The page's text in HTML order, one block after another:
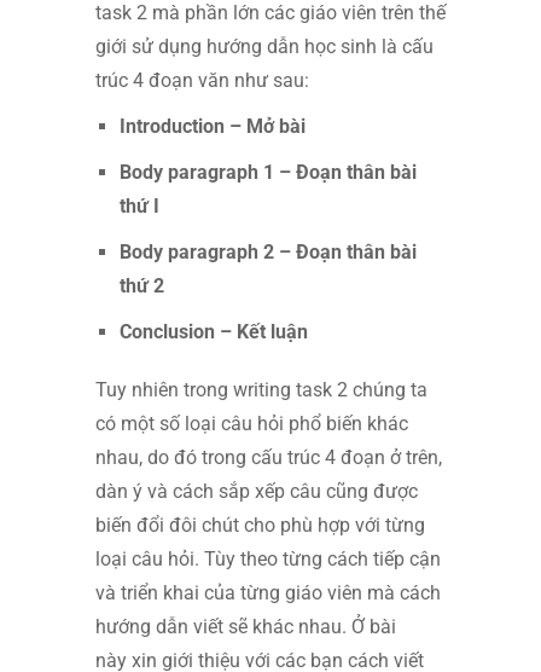
task 2 mà phần lớn các giáo viên trên thế
giới sử dụng hướng dẫn học sinh là cấu
trúc 4 đoạn văn như sau:
Introduction – Mở bài
Body paragraph 1 – Đoạn thân bài
thứ I
Body paragraph 2 – Đoạn thân bài
thứ 2
Conclusion – Kết luận
Tuy nhiên trong writing task 2 chúng ta
có một số loại câu hỏi phổ biến khác
nhau, do đó trong cấu trúc 4 đoạn ở trên,
dàn ý và cách sắp xếp câu cũng được
biến đổi đôi chút cho phù hợp với từng
loại câu hỏi. Tùy theo từng cách tiếp cận
và triển khai của từng giáo viên mà cách
hướng dẫn viết sẽ khác nhau. Ở bài
này xin giới thiệu với các bạn cách viết